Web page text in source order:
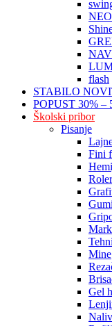
flash
STABILO
POPUST 30% –
Školski pribor
Pisanje
Fini
Mine
Gel